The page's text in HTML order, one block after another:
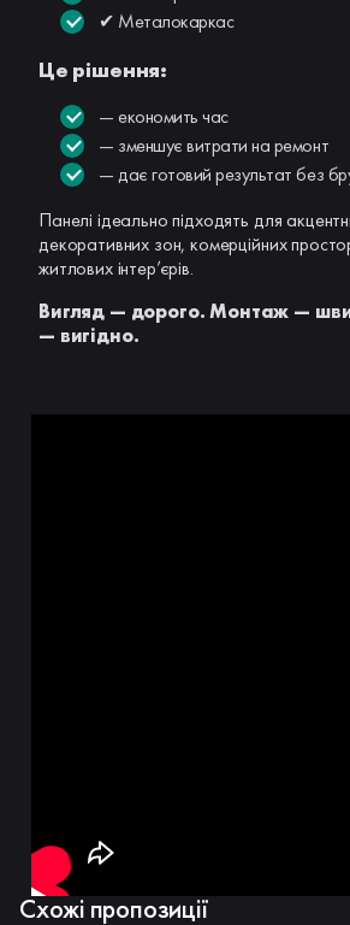
✔ Металокаркас
Це рішення:
— економить час
— зменшує витрати на ремонт
— дає готовий результат без
Панелі ідеально підходять для
декоративних зон, комерційних
житлових інтер’єрів.
Вигляд — дорого. Монтаж —
— вигідно.
Схожі пропозиції